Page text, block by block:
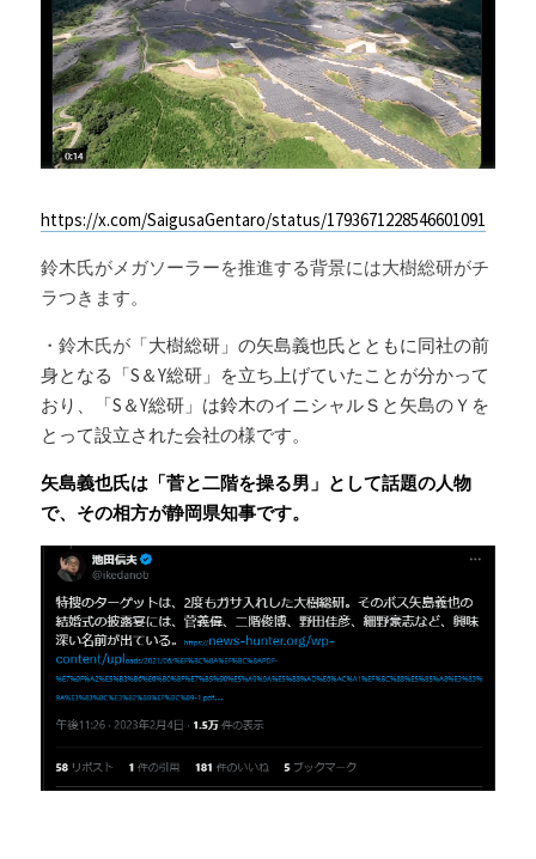
https://x.com/SaigusaGentaro/status/1793671228546601091
鈴木氏がメガソーラーを推進する背景には大樹総研がチ
ラつきます。
・鈴木氏が 「大樹総研」の矢島義也氏とともに同社の前
身となる「S＆Y総研」を立ち上げていたことが分かって
おり、「S＆Y総研」は鈴木のイニシャルＳと矢島のＹを
とって設立された会社の様です。
矢島義也氏は「菅と二階を操る男」として話題の人物
で、その相方が静岡県知事です。